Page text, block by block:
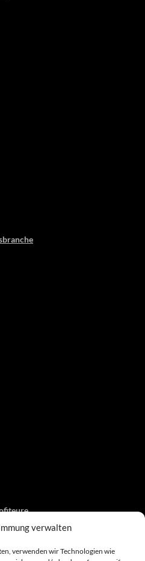
verwalten
verwenden wir Technologien wie
Web-Proxy…